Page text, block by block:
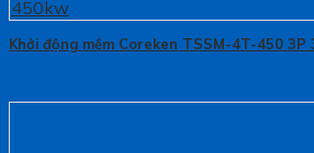
Khởi động mềm Coreken TSSM-4T-450 3P